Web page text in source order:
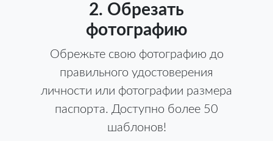
2. Обрезать
фотографию
Обрежьте свою фотографию до
правильного удостоверения
личности или фотографии размера
паспорта. Доступно более 50
шаблонов!